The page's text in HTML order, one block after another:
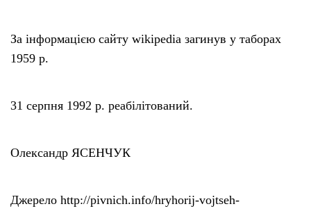
За інформацією сайту wikipedia загинув у таборах
1959 р.
31 серпня 1992 р. реабілітований.
Олександр ЯСЕНЧУК
Джерело http://pivnich.info/hryhorij-vojtseh-